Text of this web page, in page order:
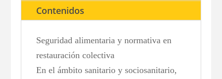
Contenidos
Seguridad alimentaria y normativa en
restauración colectiva
En el ámbito sanitario y sociosanitario,